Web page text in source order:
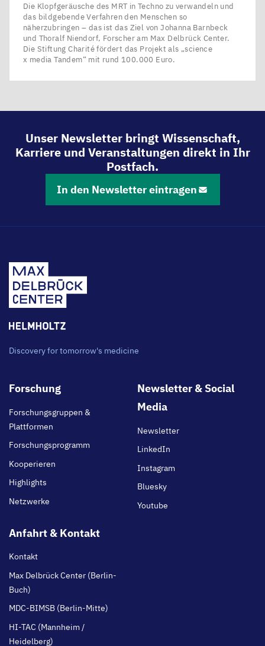
Die Klopfgeräusche des MRT in Techno zu verwandeln und
das bildgebende Verfahren den Menschen so
näherzubringen – das ist das Ziel von Johanna Barnbeck
und Thoralf Niendorf, Forscher am Max Delbrück Center.
Die Stiftung Charité fördert das Projekt als ​„science
x media Tandem“ mit rund 100.000 Euro.
Unser Newsletter bringt Wissenschaft,
Karriere und Veranstaltungen direkt in Ihr
Postfach.
In den Newsletter eintragen
Discovery for tomorrow's medicine
Footer
Forschung
Forschungsgruppen &
Plattformen
Forschungsprogramm
Kooperieren
Highlights
Netzwerke
Newsletter & Social
Media
Newsletter
LinkedIn
Instagram
Bluesky
Youtube
Anfahrt & Kontakt
Kontakt
Max Delbrück Center (Berlin-
Buch)
MDC-BIMSB (Berlin-Mitte)
HI-TAC (Mannheim /
Heidelberg)